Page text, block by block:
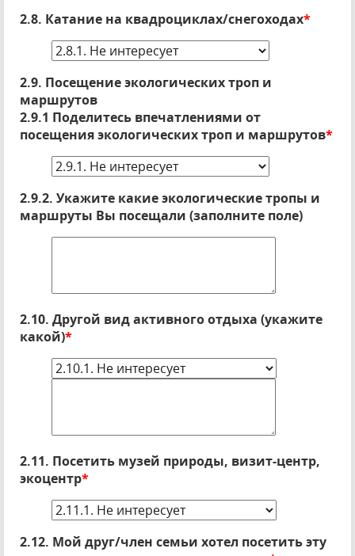
2.8. Катание на квадроциклах/снегоходах*
2.9. Посещение экологических троп и
маршрутов
2.9.1 Поделитесь впечатлениями от
посещения экологических троп и маршрутов*
2.9.2. Укажите какие экологические тропы и
маршруты Вы посещали (заполните поле)
2.10. Другой вид активного отдыха (укажите
какой)*
2.11. Посетить музей природы, визит-центр,
экоцентр*
2.12. Мой друг/член семьи хотел посетить эту